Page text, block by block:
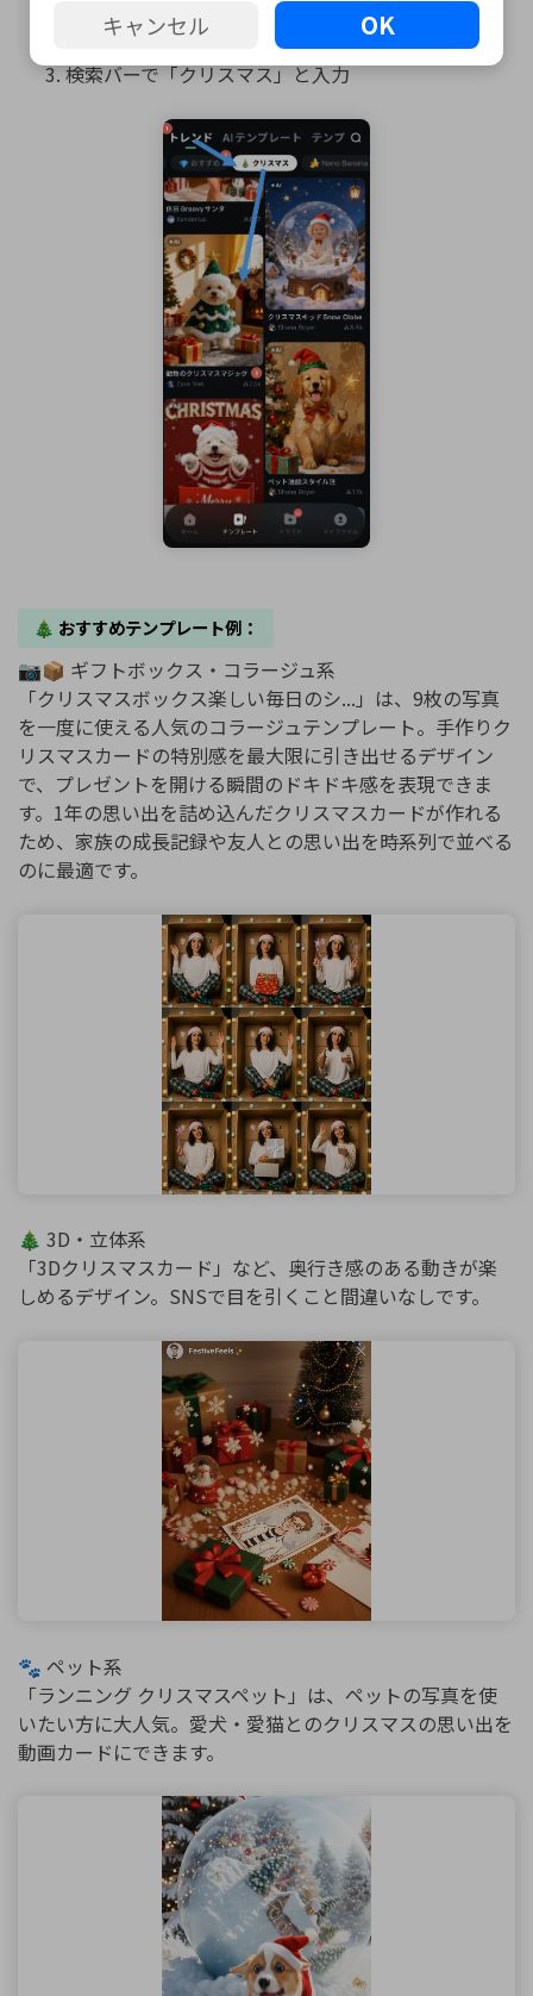
ホーム画面の「新しいプロジェクト」をタップ
「テンプレート」セクションを開く
検索バーで「クリスマス」と入力
🎄 おすすめテンプレート例：
📷📦 ギフトボックス・コラージュ系
「クリスマスボックス楽しい毎日のシ...」は、9枚の写真
を一度に使える人気のコラージュテンプレート。手作りク
リスマスカードの特別感を最大限に引き出せるデザイン
で、プレゼントを開ける瞬間のドキドキ感を表現できま
す。1年の思い出を詰め込んだクリスマスカードが作れる
ため、家族の成長記録や友人との思い出を時系列で並べる
のに最適です。
🎄 3D・立体系
「3Dクリスマスカード」など、奥行き感のある動きが楽
しめるデザイン。SNSで目を引くこと間違いなしです。
🐾 ペット系
「ランニング クリスマスペット」は、ペットの写真を使
いたい方に大人気。愛犬・愛猫とのクリスマスの思い出を
動画カードにできます。
キャンセル OK